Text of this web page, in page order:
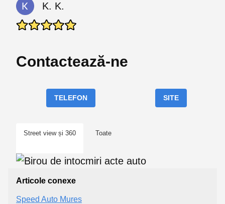
K. K.
Contactează-ne
TELEFON SITE
Street view și 360 Toate
Articole conexe
Speed Auto Mures